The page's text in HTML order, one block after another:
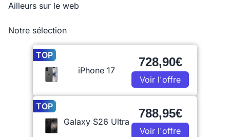
Ailleurs sur le web
Notre sélection
TOP
iPhone 17
728,90€
Voir l'offre
TOP
Galaxy S26 Ultra
788,95€
Voir l'offre